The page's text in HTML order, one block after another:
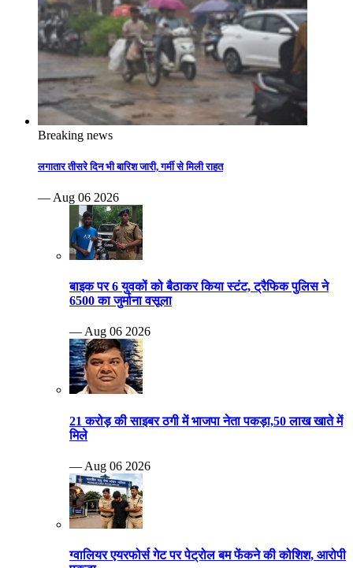
Breaking news
लगातार तीसरे दिन भी बारिश जारी, गर्मी से मिली राहत
— Aug 06 2026
बाइक पर 6 युवकों को बैठाकर किया स्टंट, ट्रैफिक पुलिस ने
6500 का जुर्माना वसूला
— Aug 06 2026
21 करोड़ की साइबर ठगी में भाजपा नेता पकड़ा,50 लाख खाते में
मिले
— Aug 06 2026
ग्वालियर एयरफोर्स गेट पर पेट्रोल बम फेंकने की कोशिश, आरोपी